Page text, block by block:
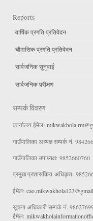
Reports
वार्षिक प्रगति प्रतिवेदन
चौमासिक प्रगति प्रतिवेदन
सार्वजनिक सुनुवाई
सार्वजनिक परीक्षण
सम्पर्क विवरण
कार्यालय ईमेलः
गाउँपालिका अध्यक्ष सम्पर्क नं.
गाउँपालिका उपाध्यक्षः 9852660760
प्रमुख प्रशासकिय अधिकृतः
ईमेलः
सूचना अधिकारी सम्पर्क नं.
ईमेलः